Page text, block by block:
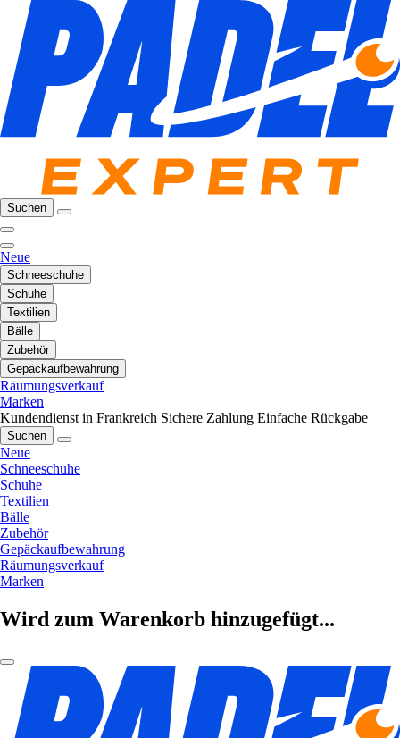
Suchen
Neue
Schneeschuhe
Schuhe
Textilien
Bälle
Zubehör
Gepäckaufbewahrung
Räumungsverkauf
Marken
Kundendienst in Frankreich Sichere Zahlung Einfache Rückgabe
Suchen
Neue
Schneeschuhe
Schuhe
Textilien
Bälle
Zubehör
Gepäckaufbewahrung
Räumungsverkauf
Marken
Wird zum Warenkorb hinzugefügt...